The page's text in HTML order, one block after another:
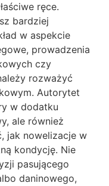
ręce.
bardziej
w aspekcie
prowadzenia
czy
rozważyć
Autorytet
w dodatku
ale również
jak nowelizacje w
kondycję. Nie
pasującego
daninowego,